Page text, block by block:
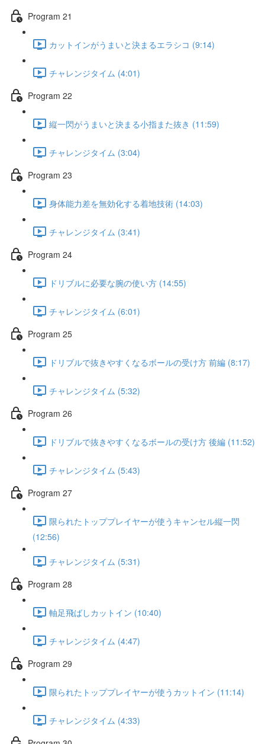
Program 21
カットインがうまいと決まるエラシコ (9:14)
チャレンジタイム (4:01)
Program 22
縦一閃がうまいと決まる小指また抜き (11:59)
チャレンジタイム (3:04)
Program 23
身体能力差を無効化する着地技術 (14:03)
チャレンジタイム (3:41)
Program 24
ドリブルに必要な腕の使い方 (14:55)
チャレンジタイム (6:01)
Program 25
ドリブルで抜きやすくなるボールの受け方 前編 (8:17)
チャレンジタイム (5:32)
Program 26
ドリブルで抜きやすくなるボールの受け方 後編 (11:52)
チャレンジタイム (5:43)
Program 27
限られたトッププレイヤーが使うキャンセル縦一閃
(12:56)
チャレンジタイム (5:31)
Program 28
軸足飛ばしカットイン (10:40)
チャレンジタイム (4:47)
Program 29
限られたトッププレイヤーが使うカットイン (11:14)
チャレンジタイム (4:33)